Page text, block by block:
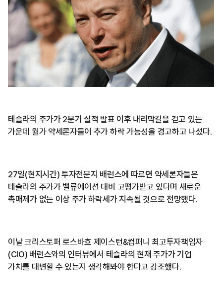
테슬라의 주가가 2분기 실적 발표 이후 내리막길을 걷고 있는
가운데 월가 약세론자들이 추가 하락 가능성을 경고하고 나섰다.
27일(현지시간) 투자전문지 배런스에 따르면 약세론자들은
테슬라의 주가가 밸류에이션 대비 고평가받고 있다며 새로운
촉매제가 없는 이상 주가 하락세가 지속될 것으로 전망했다.
이날 크리스토퍼 로스바흐 제이스턴&컴퍼니 최고투자책임자
(CIO) 배런스와의 인터뷰에서 테슬라의 현재 주가가 기업
가치를 대변할 수 있는지 생각해봐야 한다고 강조했다.